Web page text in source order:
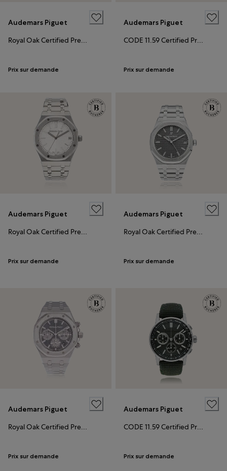
Audemars Piguet
Royal Oak Certified Pre-Owned
Prix sur demande
Audemars Piguet
CODE 11.59 Certified Pre-Owned
Prix sur demande
Audemars Piguet
Royal Oak Certified Pre-Owned
Prix sur demande
Audemars Piguet
Royal Oak Certified Pre-Owned
Prix sur demande
Audemars Piguet
Royal Oak Certified Pre-Owned
Prix sur demande
Audemars Piguet
CODE 11.59 Certified Pre-Owned
Prix sur demande